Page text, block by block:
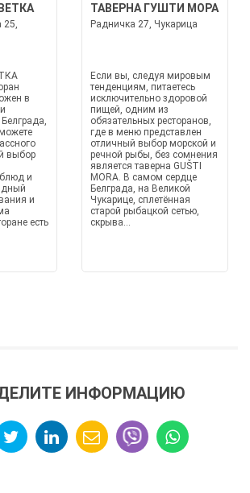
25,
в
выбор
и
и
есть
ТАВЕРНА ГУШТИ МОРА
Радничка 27, Чукарица
Если вы, следуя мировым
тенденциям, питаетесь
исключительно здоровой
пищей, одним из
обязательных ресторанов,
где в меню представлен
отличный выбор морской и
речной рыбы, без сомнения
является таверна GUŠTI
MORA. В самом сердце
Белграда, на Великой
Чукарице, сплетённая
старой рыбацкой сетью,
скрыва...
ИНФОРМАЦИЮ